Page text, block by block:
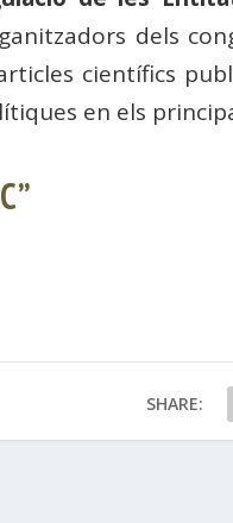
dels
científics
en els
SHARE: